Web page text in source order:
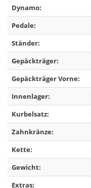
Dynamo:
Pedale:
Ständer:
Gepäckträger:
Gepäckträger Vorne:
Innenlager:
Kurbelsatz:
Zahnkränze:
Kette:
Gewicht:
Extras: